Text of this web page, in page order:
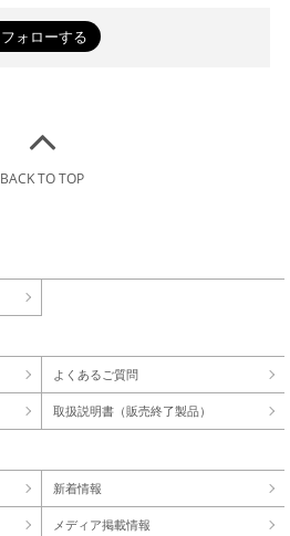
BACK TO TOP
よくあるご質問
取扱説明書（販売終了製品）
新着情報
メディア掲載情報